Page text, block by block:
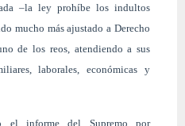
–la ley prohíbe los indultos
mucho más ajustado a Derecho
de los reos, atendiendo a sus
laborales, económicas y
el informe del Supremo por